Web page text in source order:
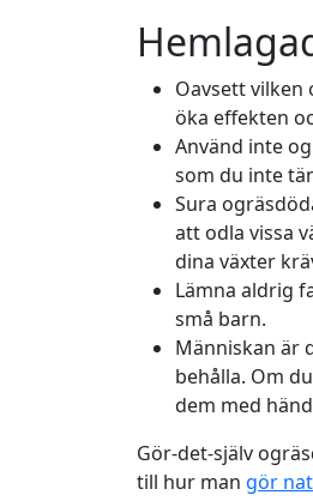
Oavsett vilken
öka effekten
Använd inte
som du inte
Sura
att odla vissa
dina växter
Lämna aldrig
små barn.
Människan är
behålla. Om
dem med
Gör-det-själv
till hur man gör